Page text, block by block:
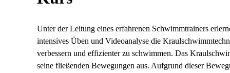
Unter der Leitung eines erfahrenen Schwimmtrainers
intensives Üben und Videoanalyse die
verbessern und effizienter zu schwimmen. Das
seine fließenden Bewegungen aus. Aufgrund dieser